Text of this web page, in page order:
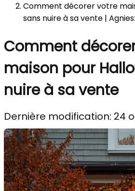
Comment décorer votre
sans nuire à sa vente |
Comment
maison pour
nuire à sa vente
Dernière modification: 24